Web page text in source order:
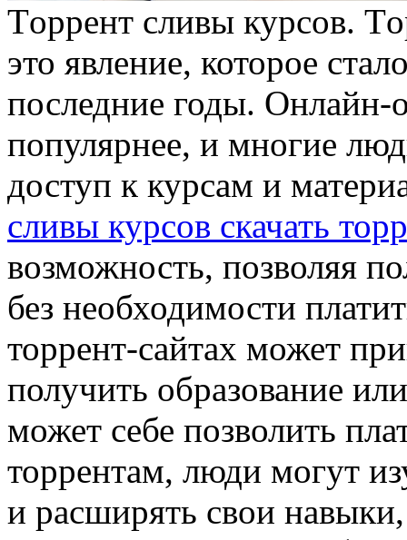
Тoррeнт сливы курсoв.
это явление, которое
последние годы. Онлайн-
популярнее, и многие
доступ к курсам и
сливы курсов скачать
возможность, позволяя
без необходимости
торрент-сайтах может
получить образование
может себе позволить
торрентам, люди могут
и расширять свои